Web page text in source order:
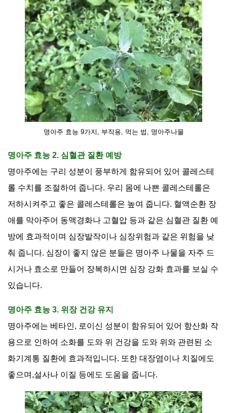
명아주 효능 9가지, 부작용, 먹는 법, 명아주나물
명아주 효능 2. 심혈관 질환 예방
명아주에는 구리 성분이 풍부하게 함유되어 있어 콜레스테
롤 수치를 조절하여 줍니다. 우리 몸에 나쁜 콜레스테롤은
저하시켜주고 좋은 콜레스테롤은 높여 줍니다. 혈액순환 장
애를 막아주어 동맥경화나 고혈압 등과 같은 심혈관 질환 예
방에 효과적이며 심장발작이나 심장위험과 같은 위험을 낮
춰 줍니다. 심장이 좋지 않은 분들은 명아주 나물을 자주 드
시거나 효소로 만들어 장복하시면 심장 강화 효과를 보실 수
있습니다.
명아주 효능 3. 위장 건강 유지
명아주에는 베타인, 로이신 성분이 함유되어 있어 항산화 작
용으로 인하여 소화를 도와 위 건강을 도와 위와 관련된 소
화기계통 질환에 효과적입니다. 또한 대장염이나 치질에도
좋으며 ,설사나 이질 등에도 도움을 줍니다.